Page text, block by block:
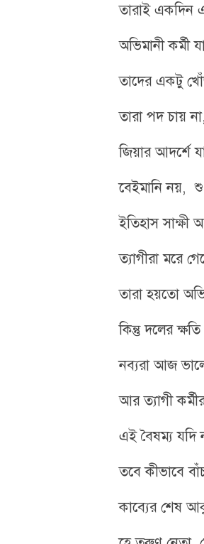
তারাই একদিন
​অভিমানী কর্মী
তাদের একটু
তারা পদ চায়
জিয়ার আদর্শে
​বেইমানি নয়,
​ইতিহাস
ত্যাগীরা মরে
তারা হয়তো
কিন্তু দলের
​নব্যরা আজ
আর ত্যাগী
এই বৈষম্য যদি
তবে কীভাবে
​কাব্যের শেষ